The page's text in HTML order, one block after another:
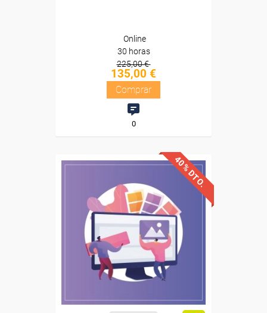
Online
30 horas
225,00 €
135,00 €
Comprar
0
40% DTO.
Descuentos especiales
Sin requisitos de acceso
Diploma